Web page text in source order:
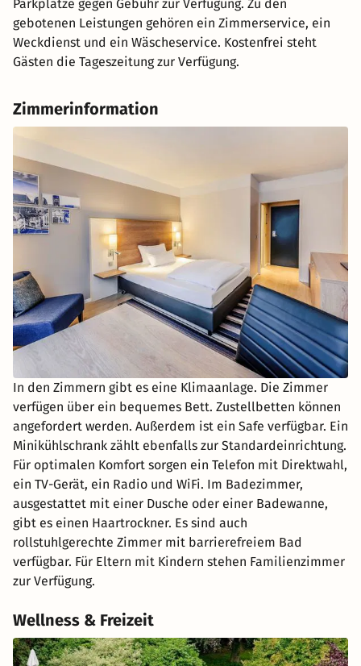
Parkplätze gegen Gebühr zur Verfügung. Zu den
gebotenen Leistungen gehören ein Zimmerservice, ein
Weckdienst und ein Wäscheservice. Kostenfrei steht
Gästen die Tageszeitung zur Verfügung.
Zimmerinformation
In den Zimmern gibt es eine Klimaanlage. Die Zimmer
verfügen über ein bequemes Bett. Zustellbetten können
angefordert werden. Außerdem ist ein Safe verfügbar. Ein
Minikühlschrank zählt ebenfalls zur Standardeinrichtung.
Für optimalen Komfort sorgen ein Telefon mit Direktwahl,
ein TV-Gerät, ein Radio und WiFi. Im Badezimmer,
ausgestattet mit einer Dusche oder einer Badewanne,
gibt es einen Haartrockner. Es sind auch
rollstuhlgerechte Zimmer mit barrierefreiem Bad
verfügbar. Für Eltern mit Kindern stehen Familienzimmer
zur Verfügung.
Wellness & Freizeit